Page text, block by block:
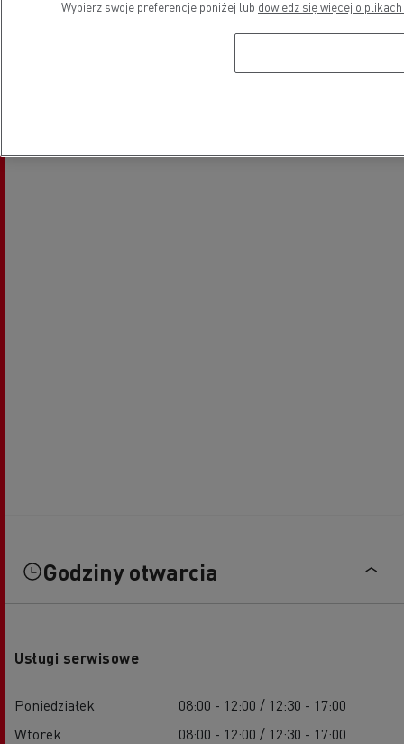
Godziny otwarcia
Usługi serwisowe
Poniedziałek
08:00 - 12:00 / 12:30 - 17:00
Wtorek
08:00 - 12:00 / 12:30 - 17:00
Wybierz swoje preferencje poniżej lub dowiedz się więcej o